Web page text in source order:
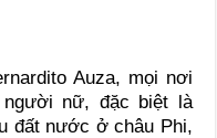
Auza, mọi nơi
nữ, đặc biệt là
đất nước ở châu Phi,